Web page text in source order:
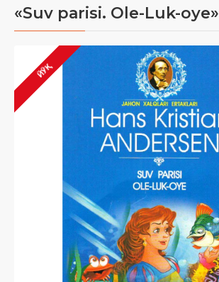
«Suv parisi. Ole-Luk-oye»
ЙЎҚ